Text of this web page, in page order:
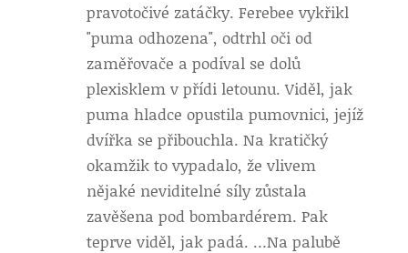
pravotočivé zatáčky. Ferebee vykřikl
"puma odhozena", odtrhl oči od
zaměřovače a podíval se dolů
plexisklem v přídi letounu. Viděl, jak
puma hladce opustila pumovnici, jejíž
dvířka se přibouchla. Na kratičký
okamžik to vypadalo, že vlivem
nějaké neviditelné síly zůstala
zavěšena pod bombardérem. Pak
teprve viděl, jak padá. …Na palubě